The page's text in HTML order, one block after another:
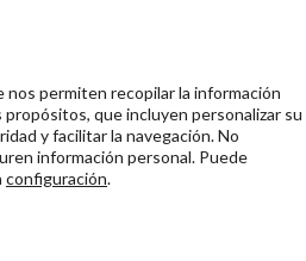
permiten recopilar la información
que incluyen personalizar su
y facilitar la navegación. No
información personal. Puede
configuración.